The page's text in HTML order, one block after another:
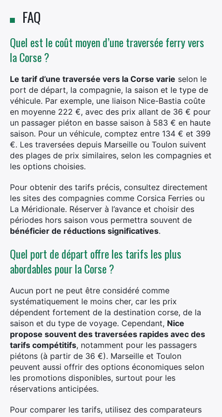
FAQ
Quel est le coût moyen d’une traversée ferry vers
la Corse ?
Le tarif d’une traversée vers la Corse varie selon le
port de départ, la compagnie, la saison et le type de
véhicule. Par exemple, une liaison Nice-Bastia coûte
en moyenne 222 €, avec des prix allant de 36 € pour
un passager piéton en basse saison à 583 € en haute
saison. Pour un véhicule, comptez entre 134 € et 399
€. Les traversées depuis Marseille ou Toulon suivent
des plages de prix similaires, selon les compagnies et
les options choisies.
Pour obtenir des tarifs précis, consultez directement
les sites des compagnies comme Corsica Ferries ou
La Méridionale. Réserver à l’avance et choisir des
périodes hors saison vous permettra souvent de
bénéficier de réductions significatives.
Quel port de départ offre les tarifs les plus
abordables pour la Corse ?
Aucun port ne peut être considéré comme
systématiquement le moins cher, car les prix
dépendent fortement de la destination corse, de la
saison et du type de voyage. Cependant, Nice
propose souvent des traversées rapides avec des
tarifs compétitifs, notamment pour les passagers
piétons (à partir de 36 €). Marseille et Toulon
peuvent aussi offrir des options économiques selon
les promotions disponibles, surtout pour les
réservations anticipées.
Pour comparer les tarifs, utilisez des comparateurs